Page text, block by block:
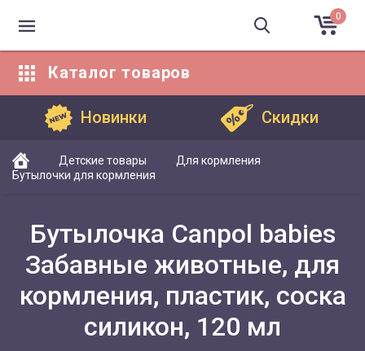
0
Каталог товаров
Новинки Скидки
Детские товары
Для кормления
Бутылочки для кормления
Бутылочка Canpol babies
Забавные животные, для
кормления, пластик, соска
силикон, 120 мл